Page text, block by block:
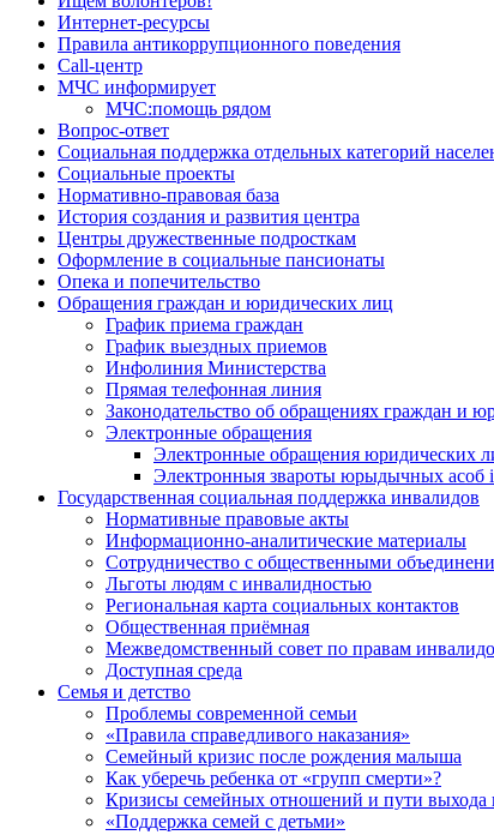
Интернет-ресурсы
Правила антикоррупционного поведения
Call-центр
МЧС информирует
МЧС:помощь рядом
Вопрос-ответ
Социальная поддержка отдельных категорий
Социальные проекты
Нормативно-правовая база
История создания и развития центра
Центры дружественные подросткам
Оформление в социальные пансионаты
Опека и попечительство
Обращения граждан и юридических лиц
График приема граждан
График выездных приемов
Инфолиния Министерства
Прямая телефонная линия
Законодательство об обращениях граждан и
Электронные обращения
Электронные обращения юридических
Электронныя звароты юрыдычных асоб
Государственная социальная поддержка инвалидов
Нормативные правовые акты
Информационно-аналитические материалы
Сотрудничество с общественными
Льготы людям с инвалидностью
Региональная карта социальных контактов
Общественная приёмная
Межведомственный совет по правам
Доступная среда
Семья и детство
Проблемы современной семьи
«Правила справедливого наказания»
Семейный кризис после рождения малыша
Как уберечь ребенка от «групп смерти»?
Кризисы семейных отношений и пути выхода
«Поддержка семей с детьми»